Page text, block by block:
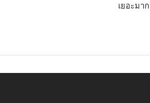
เยอะมาก